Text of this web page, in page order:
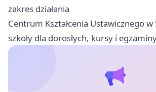
zakres działania
Centrum Kształcenia Ustawicznego w
szkoły dla dorosłych, kursy i